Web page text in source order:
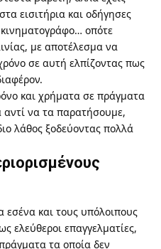
εισιτήρια και οδήγησες
οπότε
με αποτέλεσμα να
σε αυτή ελπίζοντας πως
και χρήματα σε πράγματα
αντί να τα παρατήσουμε,
λάθος ξοδεύοντας πολλά
εσένα και τους υπόλοιπους
ελεύθεροι επαγγελματίες,
τα οποία δεν